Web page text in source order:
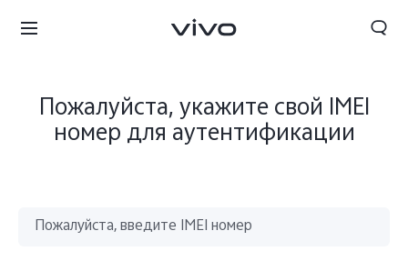
Пожалуйста, укажите свой IMEI
номер для аутентификации